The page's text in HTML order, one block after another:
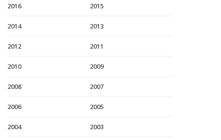
2016 2015
2014 2013
2012 2011
2010 2009
2008 2007
2006 2005
2004 2003